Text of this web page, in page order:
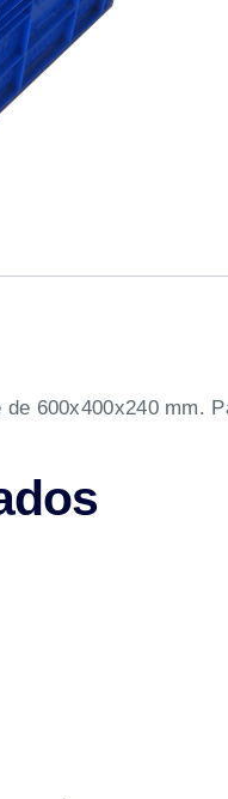
600x400x240 mm.